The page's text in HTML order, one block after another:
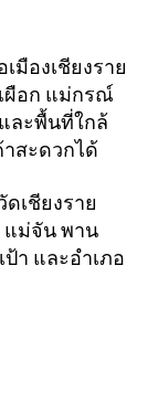
มืองเชียงราย
เผือก แม่กรณ์
ละพื้นที่ใกล้
สะดวกได้
เชียงราย
แม่จัน พาน
ป้า และอำเภอ